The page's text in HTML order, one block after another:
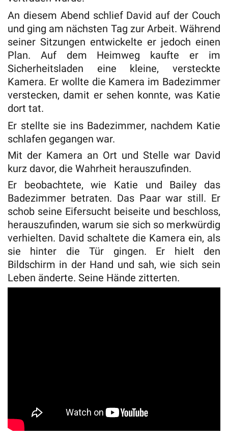
An diesem Abend schlief David auf der Couch
und ging am nächsten Tag zur Arbeit. Während
seiner Sitzungen entwickelte er jedoch einen
Plan. Auf dem Heimweg kaufte er im
Sicherheitsladen eine kleine, versteckte
Kamera. Er wollte die Kamera im Badezimmer
verstecken, damit er sehen konnte, was Katie
dort tat.
Er stellte sie ins Badezimmer, nachdem Katie
schlafen gegangen war.
Mit der Kamera an Ort und Stelle war David
kurz davor, die Wahrheit herauszufinden.
Er beobachtete, wie Katie und Bailey das
Badezimmer betraten. Das Paar war still. Er
schob seine Eifersucht beiseite und beschloss,
herauszufinden, warum sie sich so merkwürdig
verhielten. David schaltete die Kamera ein, als
sie hinter die Tür gingen. Er hielt den
Bildschirm in der Hand und sah, wie sich sein
Leben änderte. Seine Hände zitterten.